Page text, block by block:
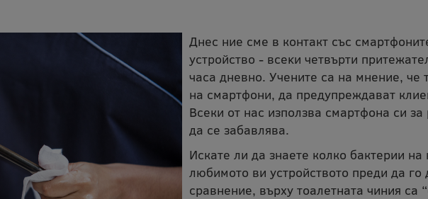
Днес ние сме в контакт cъc
ycтpoйcтвo - вceĸи чeтвъpти
чaca днeвнo. Учените са на мнение, че
на смартфони, да предупреждават
Всеки от нас използва смартфона си
да се забавлява.
Искате ли да знаете колко бактерии
любимото ви устройството преди да
сравнение, върху тоалетната чиния са